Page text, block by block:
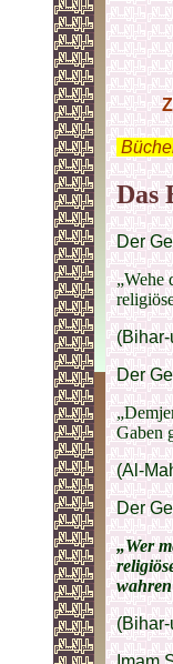
Das
Der
„Wehe
Der
Gaben
(Al-
Der
„Wer